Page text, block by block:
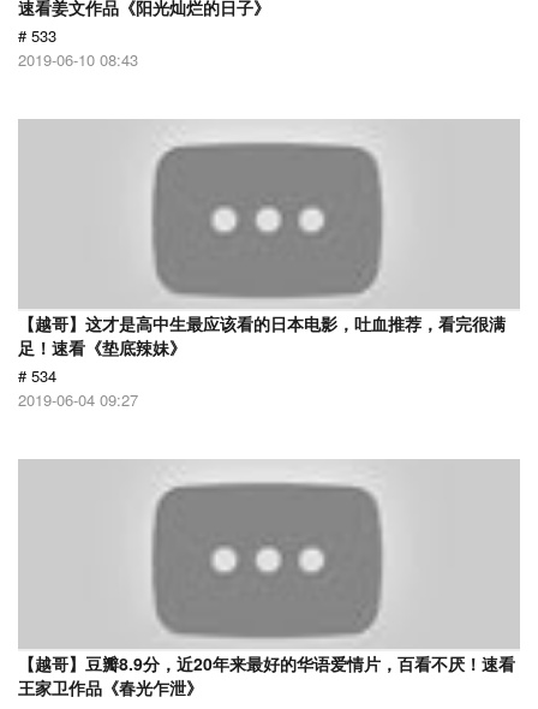
速看姜文作品《阳光灿烂的日子》
# 533
2019-06-10 08:43
【越哥】这才是高中生最应该看的日本电影，吐血推荐，看完很满
足！速看《垫底辣妹》
# 534
2019-06-04 09:27
【越哥】豆瓣8.9分，近20年来最好的华语爱情片，百看不厌！速看
王家卫作品《春光乍泄》